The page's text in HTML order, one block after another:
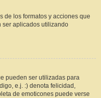
de los formatos y acciones que
ser aplicados utilizando
pueden ser utilizadas para
e.j. :) denota felicidad,
de emoticones puede verse